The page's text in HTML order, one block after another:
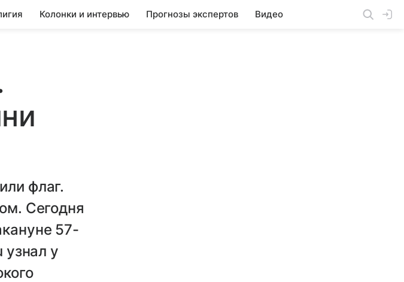
Колонки и интервью Прогнозы экспертов Видео
флаг.
Сегодня
57-
узнал у